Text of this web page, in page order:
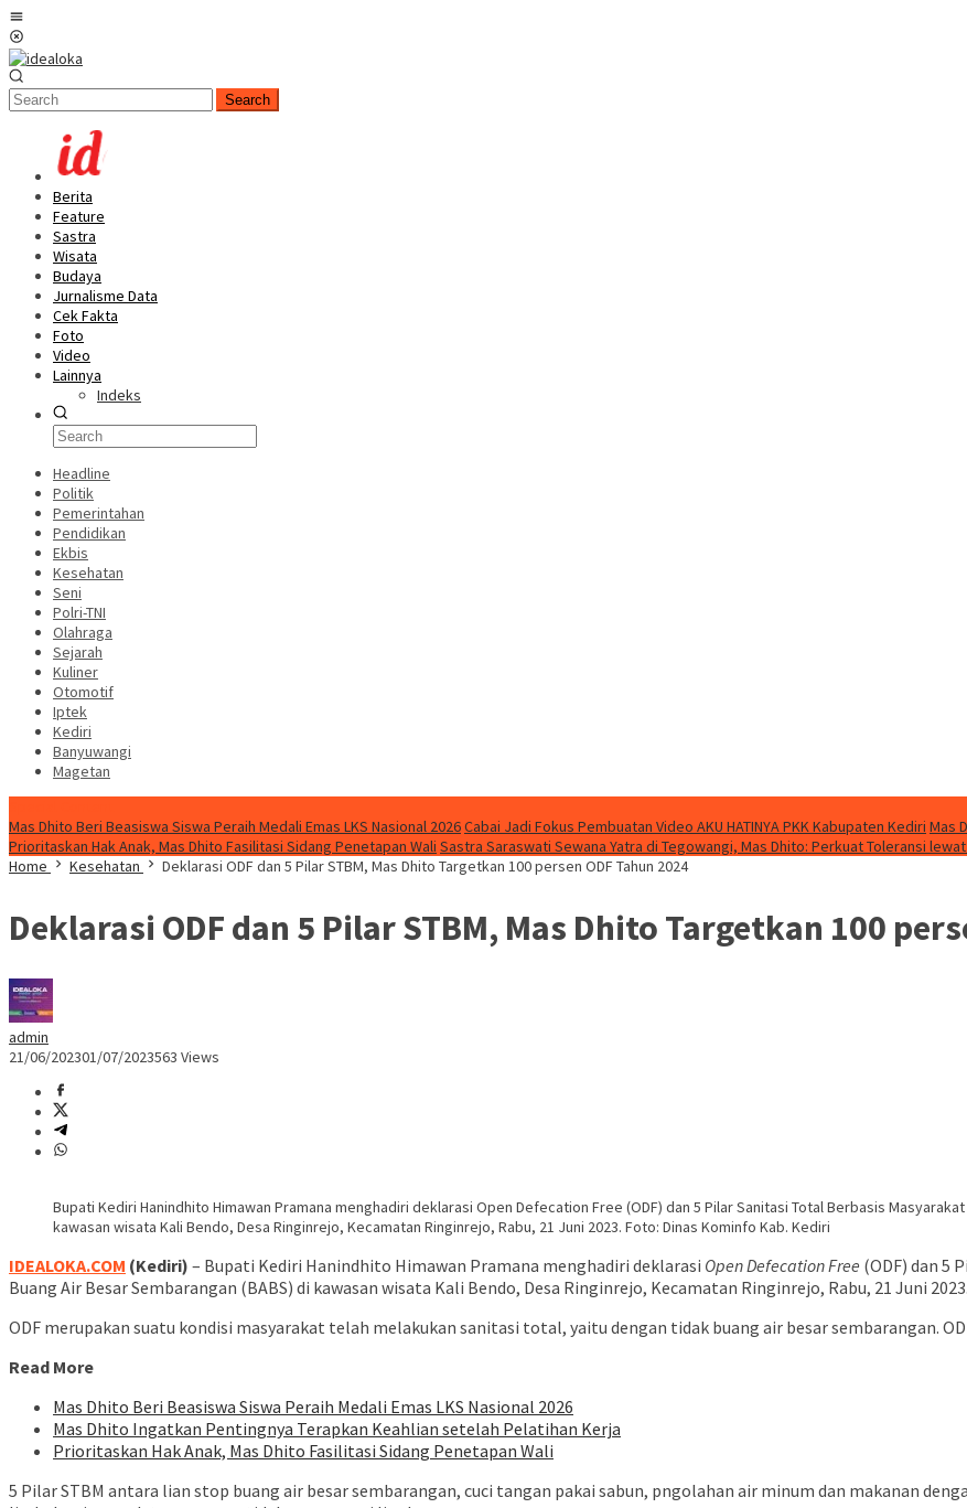
Skip
to
content
Search
Berita
Feature
Sastra
Wisata
Budaya
Jurnalisme Data
Cek Fakta
Foto
Video
Lainnya
Indeks
Headline
Politik
Pemerintahan
Pendidikan
Ekbis
Kesehatan
Seni
Polri-TNI
Olahraga
Sejarah
Kuliner
Otomotif
Iptek
Kediri
Banyuwangi
Magetan
Mas Dhito Beri Beasiswa Siswa Peraih Medali Emas LKS Nasional 2026Cabai Jadi Fokus Pembuatan Video AKU HATINYA PKK Kabupaten Kediri Mas
Prioritaskan Hak Anak, Mas Dhito Fasilitasi Sidang Penetapan Wali Sastra Saraswati Sewana Yatra di Tegowangi, Mas Dhito: Perkuat Toleransi
Home
Kesehatan Deklarasi ODF dan 5 Pilar STBM, Mas Dhito Targetkan 100 persen ODF Tahun 2024
Deklarasi ODF dan 5 Pilar STBM, Mas Dhito Targetkan 100
admin
21/06/202301/07/2023563 Views
Bupati Kediri Hanindhito Himawan Pramana menghadiri deklarasi Open Defecation Free (ODF) dan 5 Pilar Sanitasi Total Berbasis
kawasan wisata Kali Bendo, Desa Ringinrejo, Kecamatan Ringinrejo, Rabu, 21 Juni 2023. Foto: Dinas Kominfo Kab. Kediri
IDEALOKA.COM (Kediri) – Bupati Kediri Hanindhito Himawan Pramana menghadiri deklarasi Open Defecation Free (ODF) dan 5
Buang Air Besar Sembarangan (BABS) di kawasan wisata Kali Bendo, Desa Ringinrejo, Kecamatan Ringinrejo, Rabu, 21 Juni 2023.
ODF merupakan suatu kondisi masyarakat telah melakukan sanitasi total, yaitu dengan tidak buang air besar sembarangan.
Read More
Mas Dhito Beri Beasiswa Siswa Peraih Medali Emas LKS Nasional 2026
Mas Dhito Ingatkan Pentingnya Terapkan Keahlian setelah Pelatihan Kerja
Prioritaskan Hak Anak, Mas Dhito Fasilitasi Sidang Penetapan Wali
5 Pilar STBM antara lian stop buang air besar sembarangan, cuci tangan pakai sabun, pngolahan air minum dan makanan